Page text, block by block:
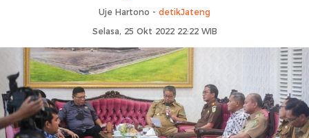
Uje Hartono - detikJateng
Selasa, 25 Okt 2022 22:22 WIB